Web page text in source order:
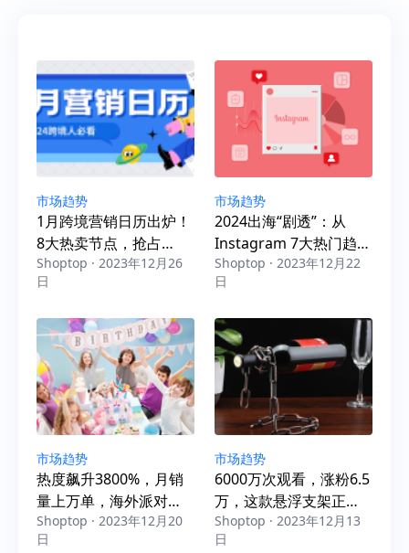
市场趋势
1月跨境营销日历出炉！
8大热卖节点，抢占
2024出海先机！
Shoptop · 2023年12月26
日
市场趋势
2024出海“剧透”：从
Instagram 7大热门趋
势，看跨境选品与营销
Shoptop · 2023年12月22
日
市场趋势
热度飙升3800%，月销
量上万单，海外派对用
品“势头”正热
Shoptop · 2023年12月20
日
市场趋势
6000万次观看，涨粉6.5
万，这款悬浮支架正在
海外爆卖
Shoptop · 2023年12月13
日